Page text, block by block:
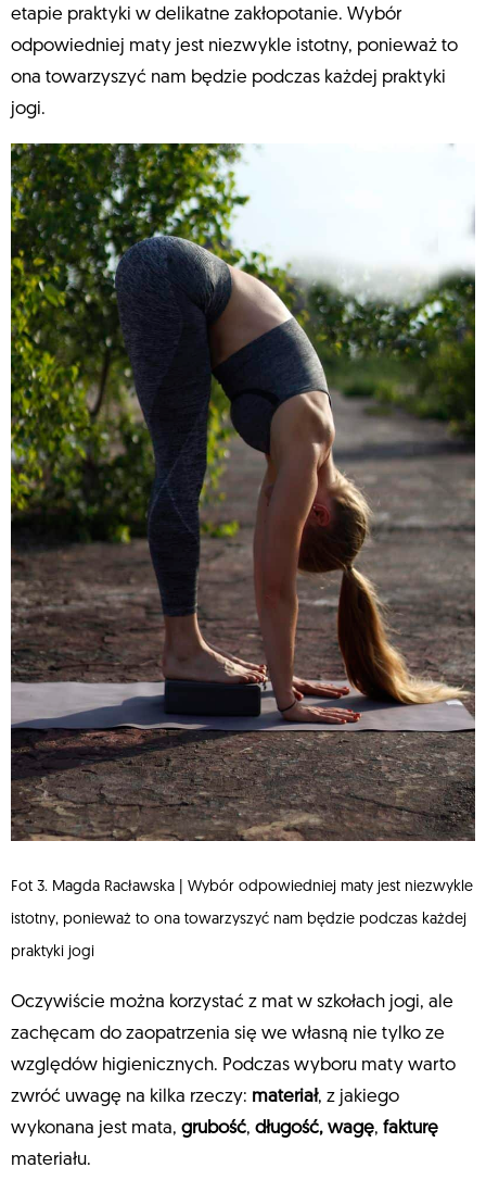
etapie praktyki w delikatne zakłopotanie. Wybór
odpowiedniej maty jest niezwykle istotny, ponieważ to
ona towarzyszyć nam będzie podczas każdej praktyki
jogi.
Fot 3. Magda Racławska | Wybór odpowiedniej maty jest niezwykle
istotny, ponieważ to ona towarzyszyć nam będzie podczas każdej
praktyki jogi
Oczywiście można korzystać z mat w szkołach jogi, ale
zachęcam do zaopatrzenia się we własną nie tylko ze
względów higienicznych. Podczas wyboru maty warto
zwróć uwagę na kilka rzeczy: materiał, z jakiego
wykonana jest mata, grubość, długość, wagę, fakturę
materiału.